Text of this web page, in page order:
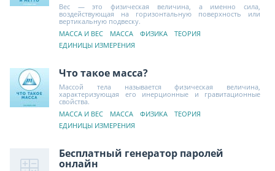
Вес — это физическая величина, а именно сила,
воздействующая на горизонтальную поверхность или
вертикальную подвеску.
МАССА И ВЕС
МАССА ФИЗИКА
ТЕОРИЯ
ЕДИНИЦЫ ИЗМЕРЕНИЯ
Что такое масса?
Массой тела называется физическая величина,
характеризующая его инерционные и гравитационные
свойства.
МАССА И ВЕС
МАССА ФИЗИКА
ТЕОРИЯ
ЕДИНИЦЫ ИЗМЕРЕНИЯ
Бесплатный генератор паролей
онлайн